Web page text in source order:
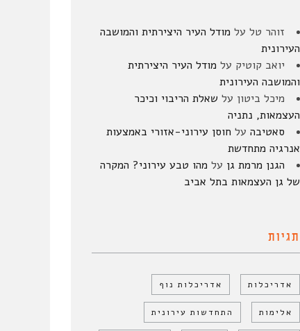
זוהר טל על מודל העיר היצירתית והמושבה
העירונית
יואב קוטיק על מודל העיר היצירתית
והמושבה העירונית
מיכל ביטון על שאלת הריבוי וכיכר
העצמאות, נתניה
סאטיבה על חוסן עירוני-אזורי באמצעות
אנרגיה מתחדשת
הגנן מרמת גן על מהו טבע עירוני? המקרה
של גן העצמאות בתל אביב
תגיות
אדריכלות אדריכלות נוף
אלימות התחדשות עירונית